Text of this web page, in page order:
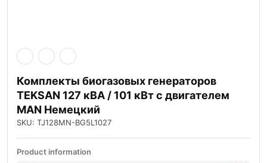
Комплекты биогазовых генераторов
TEKSAN 127 кВА / 101 кВт с двигателем
MAN Немецкий
SKU: TJ128MN-BG5L1027
Product information